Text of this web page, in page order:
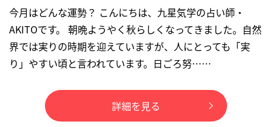
今月はどんな運勢？ こんにちは、九星気学の占い師・
AKITOです。 朝晩ようやく秋らしくなってきました。自然
界では実りの時期を迎えていますが、人にとっても「実
り」やすい頃と言われています。日ごろ努……
詳細を見る